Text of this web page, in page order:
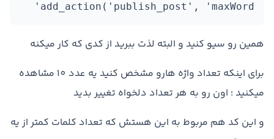
add_action('publish_post', 'maxWord'
همین رو سیو کنید و البته لذت ببرید از کدی که کار میکنه
برای اینکه تعداد واژه هارو مشخص کنید یه عدد 10 مشاهده
میکنید ؛ اون رو به هر تعداد دلخواه تغییر بدید
و این کد هم مربوط به این هستش که تعداد کلمات کمتر از یه